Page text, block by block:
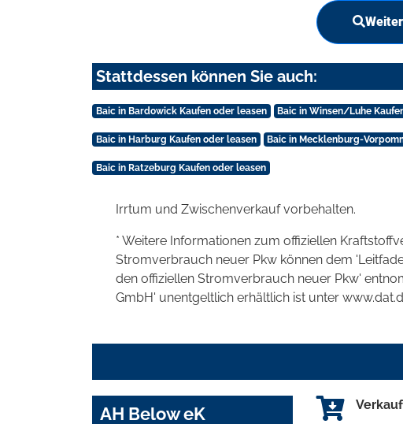
Stattdessen können Sie auch:
Baic in Bardowick Kaufen oder leasen Baic in Winsen/Luhe
Baic in Harburg Kaufen oder leasen Baic in Mecklenburg-
Baic in Ratzeburg Kaufen oder leasen
Irrtum und Zwischenverkauf vorbehalten.
* Weitere Informationen zum offiziellen
Stromverbrauch neuer Pkw können dem
den offiziellen Stromverbrauch neuer Pkw'
GmbH' unentgeltlich erhältlich ist unter
AH Below eK Verkauf